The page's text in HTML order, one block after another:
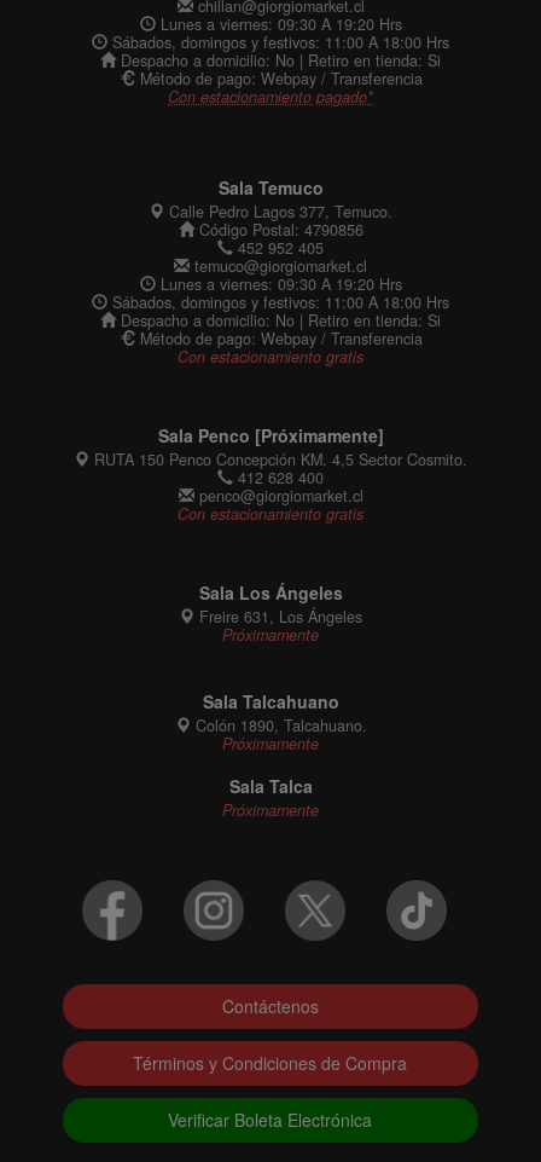
chillan@giorgiomarket.cl
Lunes a viernes: 09:30 A 19:20 Hrs
Sábados, domingos y festivos: 11:00 A 18:00 Hrs
Despacho a domicilio: No | Retiro en tienda: Si
Método de pago: Webpay / Transferencia
Con estacionamiento pagado*
Sala Temuco
Calle Pedro Lagos 377, Temuco.
Código Postal: 4790856
452 952 405
temuco@giorgiomarket.cl
Lunes a viernes: 09:30 A 19:20 Hrs
Sábados, domingos y festivos: 11:00 A 18:00 Hrs
Despacho a domicilio: No | Retiro en tienda: Si
Método de pago: Webpay / Transferencia
Con estacionamiento gratis
Sala Penco [Próximamente]
RUTA 150 Penco Concepción KM. 4,5 Sector Cosmito.
412 628 400
penco@giorgiomarket.cl
Con estacionamiento gratis
Sala Los Ángeles
Freire 631, Los Ángeles
Próximamente
Sala Talcahuano
Colón 1890, Talcahuano.
Próximamente
Sala Talca
Próximamente
Contáctenos
Términos y Condiciones de Compra
Verificar Boleta Electrónica